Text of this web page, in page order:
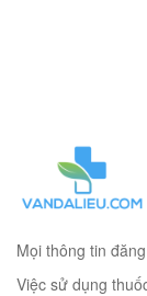
Mọi thông tin
Việc sử dụng